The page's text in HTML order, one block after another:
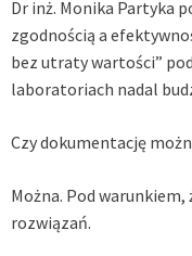
Dr inż. Monika Partyka
zgodnością a
bez utraty wartości”
laboratoriach nadal
Czy dokumentację
Można. Pod
rozwiązań.